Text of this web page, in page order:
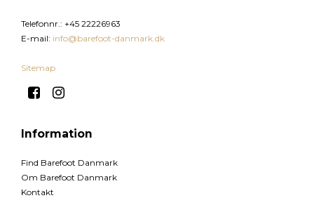
Telefonnr. : +45 22226963
E-mail: info@barefoot-danmark.dk
Sitemap
Information
Find Barefoot Danmark
Om Barefoot Danmark
Kontakt